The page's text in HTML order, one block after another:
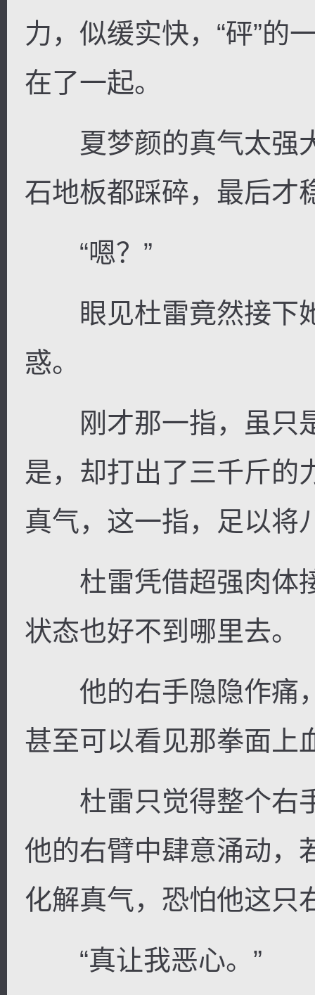
力，似缓实快，“砰”的
在了一起。
夏梦颜的真气太强
石地板都踩碎，最后才
“嗯？”
眼见杜雷竟然接下
惑。
刚才那一指，虽只
是，却打出了三千斤的
真气，这一指，足以将
杜雷凭借超强肉体
状态也好不到哪里去。
他的右手隐隐作痛
甚至可以看见那拳面上
杜雷只觉得整个右
他的右臂中肆意涌动，
化解真气，恐怕他这只
“真让我恶心。”